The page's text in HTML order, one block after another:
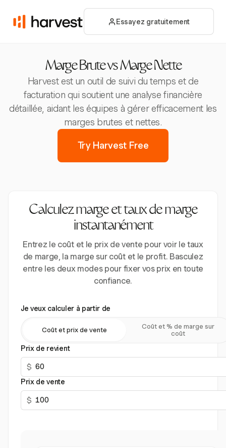
Essayez gratuitement
Marge Brute vs Marge Nette
Harvest est un outil de suivi du temps et de
facturation qui soutient une analyse financière
détaillée, aidant les équipes à gérer efficacement les
marges brutes et nettes.
Try Harvest Free
Calculez marge et taux de marge
instantanément
Entrez le coût et le prix de vente pour voir le taux
de marge, la marge sur coût et le profit. Basculez
entre les deux modes pour fixer vos prix en toute
confiance.
Je veux calculer à partir de
Coût et prix de vente
Coût et % de marge sur
coût
Prix de revient
$
Prix de vente
$